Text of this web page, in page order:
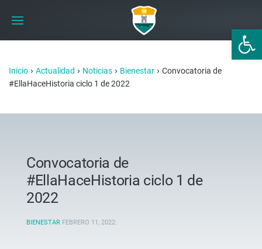
Abrir
Inicio › Actualidad › Noticias › Bienestar › Convocatoria de
#EllaHaceHistoria ciclo 1 de 2022
Convocatoria de
#EllaHaceHistoria ciclo 1 de
2022
BIENESTAR FEBRERO 11, 2022.